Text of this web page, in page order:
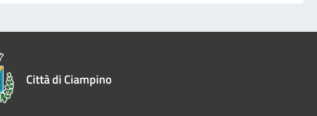
Città di Ciampino